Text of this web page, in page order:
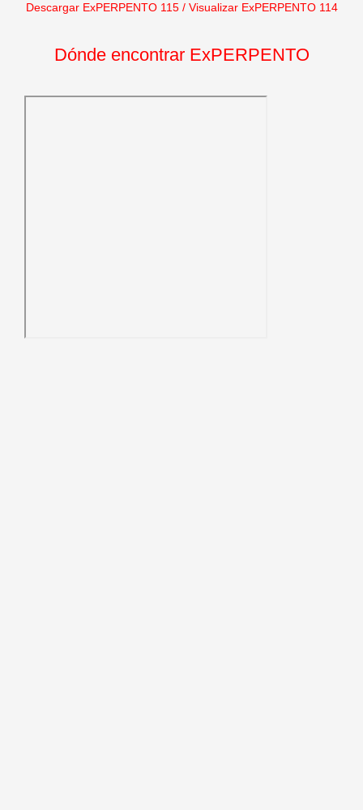
Descargar ExPERPENTO 115/ Visualizar ExPERPENTO 114
Dónde encontrar ExPERPENTO